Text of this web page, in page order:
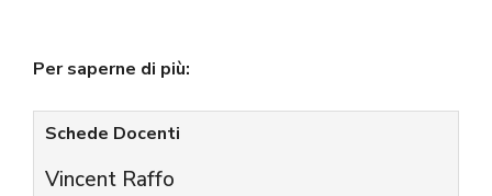
Per saperne di più:
Schede Docenti
Vincent Raffo